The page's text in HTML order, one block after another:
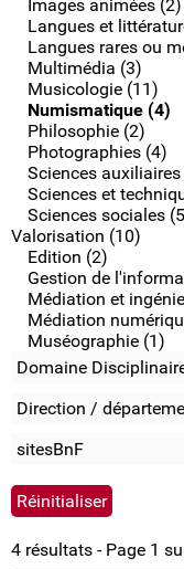
Images animées (2)
Langues et
Langues rares ou
Multimédia (3)
Musicologie (11)
Numismatique (4)
Philosophie (2)
Photographies (4)
Sciences
Sciences et
Sciences sociales
Valorisation (10)
Edition (2)
Gestion de
Médiation et
Médiation
Muséographie (1)
Domaine
Direction /
sitesBnF
4 résultats - Page 1